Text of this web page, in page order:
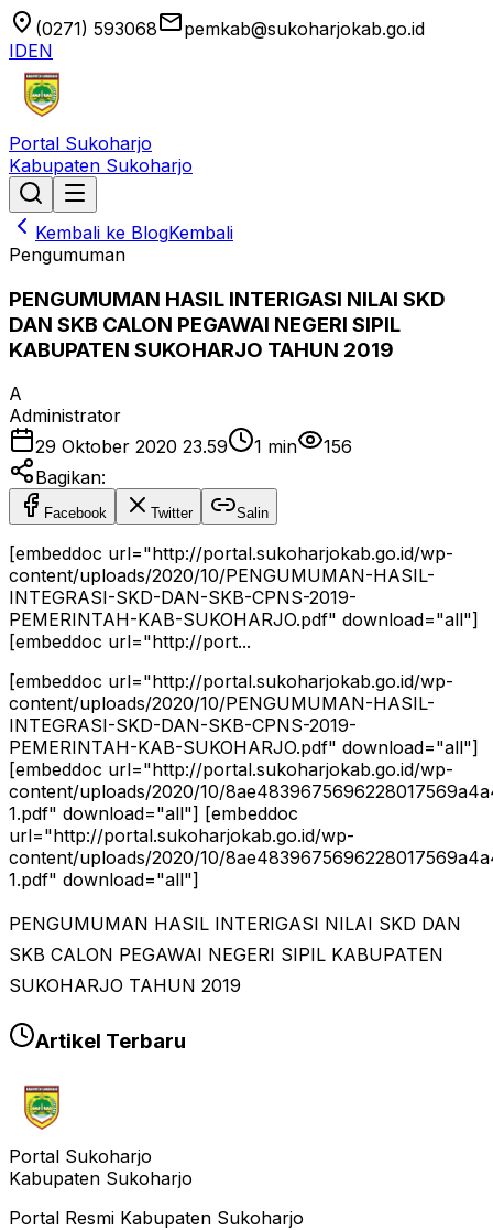
location_on (0271) 593068emailpemkab@sukoharjokab.go.id
IDEN
Portal Sukoharjo
Kabupaten Sukoharjo
Kembali ke BlogKembali
Pengumuman
PENGUMUMAN HASIL INTERIGASI NILAI SKD
DAN SKB CALON PEGAWAI NEGERI SIPIL
KABUPATEN SUKOHARJO TAHUN 2019
A
Administrator
29 Oktober 2020 23.59
1 min
156
Bagikan:
Facebook Twitter Salin
[embeddoc url="http://portal.sukoharjokab.go.id/wp-
content/uploads/2020/10/PENGUMUMAN-HASIL-
INTEGRASI-SKD-DAN-SKB-CPNS-2019-
PEMERINTAH-KAB-SUKOHARJO.pdf" download="all"]
[embeddoc url="http://port...
[embeddoc url="http://portal.sukoharjokab.go.id/wp-
content/uploads/2020/10/PENGUMUMAN-HASIL-
INTEGRASI-SKD-DAN-SKB-CPNS-2019-
PEMERINTAH-KAB-SUKOHARJO.pdf" download="all"]
[embeddoc url="http://portal.sukoharjokab.go.id/wp-
content/uploads/2020/10/
1.pdf" download="all"] [embeddoc
url="http://portal.sukoharjokab.go.id/wp-
content/uploads/2020/10/
1.pdf" download="all"]
PENGUMUMAN HASIL INTERIGASI NILAI SKD DAN
SKB CALON PEGAWAI NEGERI SIPIL KABUPATEN
SUKOHARJO TAHUN 2019
Artikel Terbaru
Portal Sukoharjo
Kabupaten Sukoharjo
Portal Resmi Kabupaten Sukoharjo